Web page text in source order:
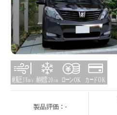
製品評価：-